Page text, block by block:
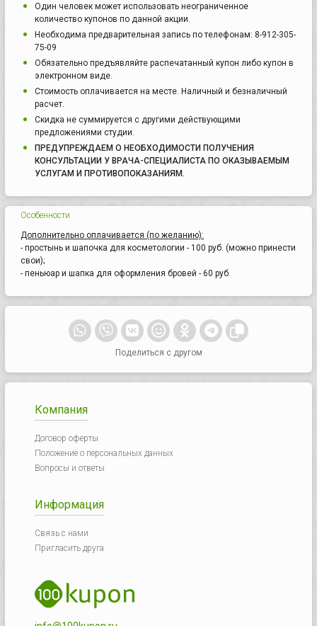
Один человек может использовать неограниченное
количество купонов по данной акции.
Необходима предварительная запись по телефонам: 8-912-305-
75-09
Обязательно предъявляйте распечатанный купон либо купон в
электронном виде.
Стоимость оплачивается на месте. Наличный и безналичный
расчет.
Скидка не суммируется с другими действующими
предложениями студии.
ПРЕДУПРЕЖДАЕМ О НЕОБХОДИМОСТИ ПОЛУЧЕНИЯ
КОНСУЛЬТАЦИИ У ВРАЧА-СПЕЦИАЛИСТА ПО ОКАЗЫВАЕМЫМ
УСЛУГАМ И ПРОТИВОПОКАЗАНИЯМ.
Особенности
Дополнительно оплачивается (по желанию):
- простынь и шапочка для косметологии - 100 руб. (можно принести
свои);
- пеньюар и шапка для оформления бровей - 60 руб.
Поделиться с другом
Компания
Договор оферты
Положение о персональных данных
Вопросы и ответы
Информация
Связь с нами
Пригласить друга